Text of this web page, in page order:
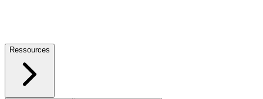
Ressources